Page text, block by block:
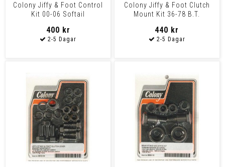
Colony Jiffy & Foot Control
Kit 00-06 Softail
400 kr
Colony Jiffy & Foot Clutch
Mount Kit 36-78 B.T.
440 kr